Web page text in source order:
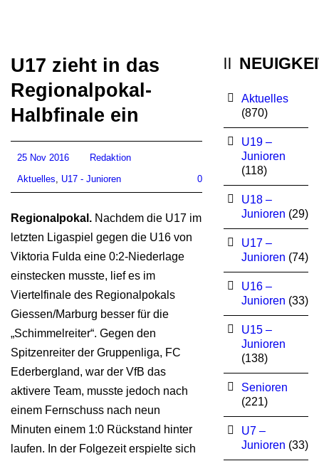
U17 zieht in das
Regionalpokal-
Halbfinale ein
25 Nov 2016
Redaktion
Aktuelles, U17 - Junioren 0
Regionalpokal. Nachdem die U17 im
letzten Ligaspiel gegen die U16 von
Viktoria Fulda eine 0:2-Niederlage
einstecken musste, lief es im
Viertelfinale des Regionalpokals
Giessen/Marburg besser für die
„Schimmelreiter“. Gegen den
Spitzenreiter der Gruppenliga, FC
Ederbergland, war der VfB das
aktivere Team, musste jedoch nach
einem Fernschuss nach neun
Minuten einem 1:0 Rückstand hinter
laufen. In der Folgezeit erspielte sich
Aktuelles
(870)
U19 –
Junioren
(118)
U18 –
Junioren (29)
U17 –
Junioren (74)
U16 –
Junioren (33)
U15 –
Junioren
(138)
Senioren
(221)
U7 –
Junioren (33)